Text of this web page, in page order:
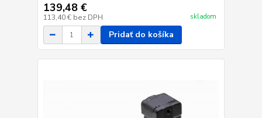
139,48 €
113,40 € bez DPH skladom
Pridať do košíka